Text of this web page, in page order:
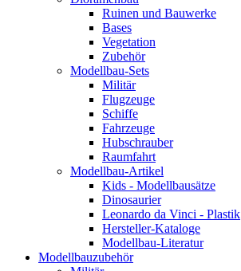
Ruinen und Bauwerke
Bases
Vegetation
Zubehör
Modellbau-Sets
Militär
Flugzeuge
Schiffe
Fahrzeuge
Hubschrauber
Raumfahrt
Modellbau-Artikel
Kids - Modellbausätze
Dinosaurier
Leonardo da Vinci - Plastik
Hersteller-Kataloge
Modellbau-Literatur
Modellbauzubehör